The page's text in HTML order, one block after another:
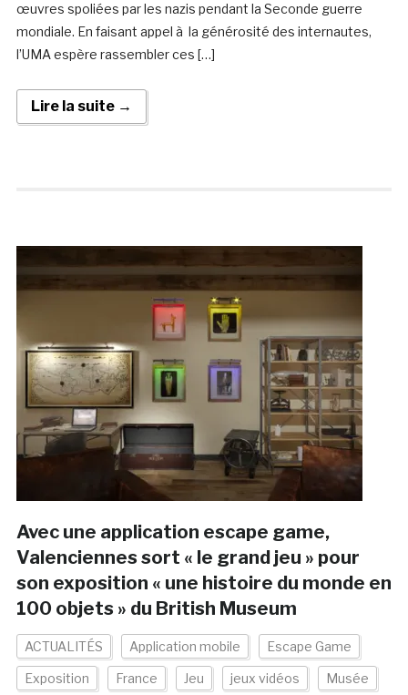
œuvres spoliées par les nazis pendant la Seconde guerre
mondiale. En faisant appel à la générosité des internautes,
l’UMA espère rassembler ces […]
Lire la suite →
Avec une application escape game,
Valenciennes sort « le grand jeu » pour
son exposition « une histoire du monde en
100 objets » du British Museum
ACTUALITÉS Application mobile Escape Game
Exposition France Jeu jeux vidéos Musée